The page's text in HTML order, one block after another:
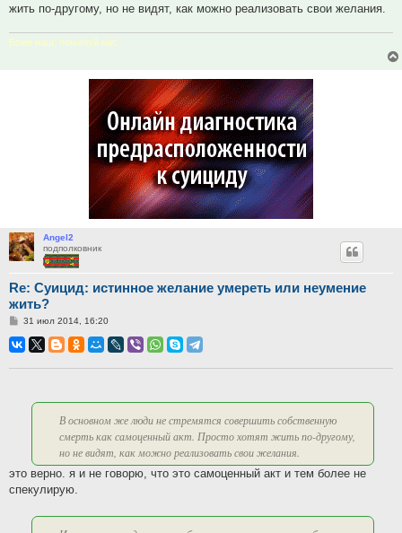
жить по-другому, но не видят, как можно реализовать свои желания.
Боже наш, помилуй нас
Angel2
подполковник
Re: Суицид: истинное желание умереть или неумение
жить?
Сообщение
31 июл 2014, 16:20
В основном же люди не стремятся совершить собственную
смерть как самоценный акт. Просто хотят жить по-другому,
но не видят, как можно реализовать свои желания.
это верно. я и не говорю, что это самоценный акт и тем более не
спекулирую.